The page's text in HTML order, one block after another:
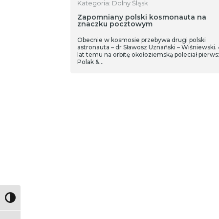
Toggle High Contrast
Kategoria: Dolny Śląsk
Zapomniany polski kosmonauta na
znaczku pocztowym
Obecnie w kosmosie przebywa drugi polski
astronauta – dr Sławosz Uznański – Wiśniewski.
lat temu na orbitę okołoziemską poleciał
Polak &…